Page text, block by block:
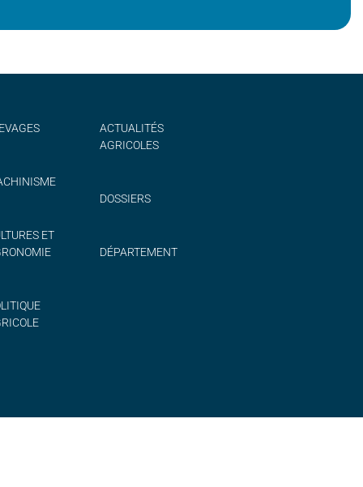
ET
ACTUALITÉS
AGRICOLES
DOSSIERS
DÉPARTEMENT